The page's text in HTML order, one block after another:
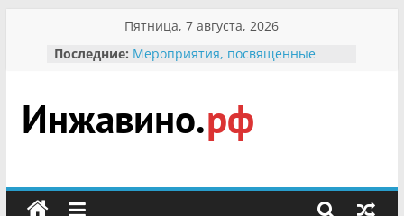
содержимому
Пятница, 7 августа, 2026
Последние: заповедника родились крапчатые
Международному Дню семьи
Присвоение звания «Почётный
Отечественной, фронтовичке
Инжавино.рф
сельский
портал